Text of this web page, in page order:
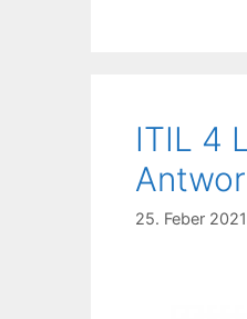
ITIL 4
25. Feber 2021